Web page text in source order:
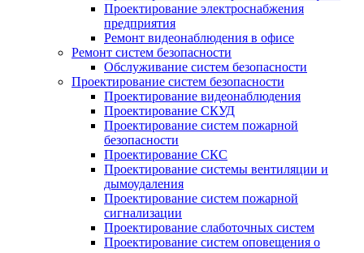
Проектирование электроснабжения
предприятия
Ремонт видеонаблюдения в офисе
Ремонт систем безопасности
Обслуживание систем безопасности
Проектирование систем безопасности
Проектирование видеонаблюдения
Проектирование СКУД
Проектирование систем пожарной
безопасности
Проектирование СКС
Проектирование системы вентиляции и
дымоудаления
Проектирование систем пожарной
сигнализации
Проектирование слаботочных систем
Проектирование систем оповещения о